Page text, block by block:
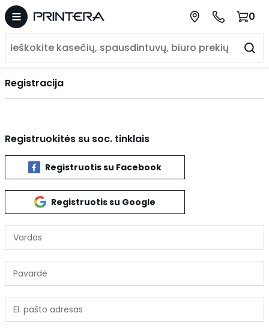
0
Registracija
Vardas
Pavardė
El. pašto adresas
Registruokitės su soc. tinklais
Registruotis su Facebook
Registruotis su Google